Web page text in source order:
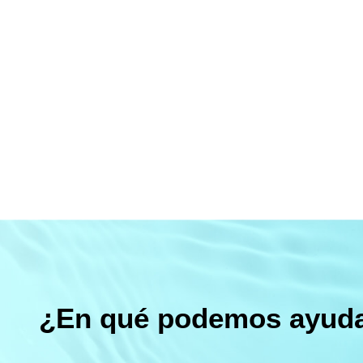
¿En qué podemos